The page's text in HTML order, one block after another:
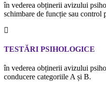
în vederea obținerii avizului
schimbare de funcție sau control
TESTĂRI PSIHOLOGICE
în vederea obținerii avizului
conducere categoriile A și B.